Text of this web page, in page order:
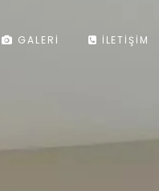
GALERI İLETIŞIM